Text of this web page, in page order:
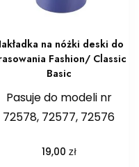
na nóżki deski do
Fashion/ Classic
Basic
Pasuje do modeli nr
72578, 72577, 72576
19,00 zł